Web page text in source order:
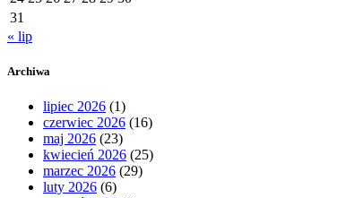
31
« lip
Archiwa
lipiec 2026 (1)
czerwiec 2026 (16)
maj 2026 (23)
kwiecień 2026 (25)
marzec 2026 (29)
luty 2026 (6)